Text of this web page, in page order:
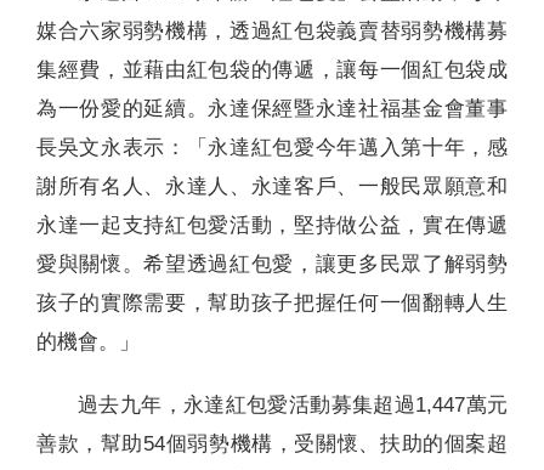
媒合六家弱勢機構，透過紅包袋義賣替弱勢機構募
集經費，並藉由紅包袋的傳遞，讓每一個紅包袋成
為一份愛的延續。永達保經暨永達社福基金會董事
長吳文永表示：「永達紅包愛今年邁入第十年，感
謝所有名人、永達人、永達客戶、一般民眾願意和
永達一起支持紅包愛活動，堅持做公益，實在傳遞
愛與關懷。希望透過紅包愛，讓更多民眾了解弱勢
孩子的實際需要，幫助孩子把握任何一個翻轉人生
的機會。」
過去九年，永達紅包愛活動募集超過1,447萬元
善款，幫助54個弱勢機構，受關懷、扶助的個案超